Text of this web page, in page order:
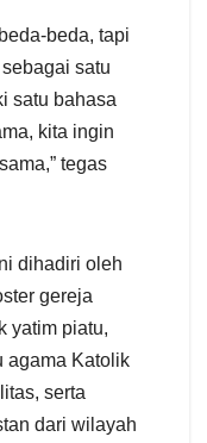
beda, tapi
satu
satu bahasa
kita ingin
tegas
dihadiri oleh
gereja
yatim piatu,
agama Katolik
serta
dari wilayah